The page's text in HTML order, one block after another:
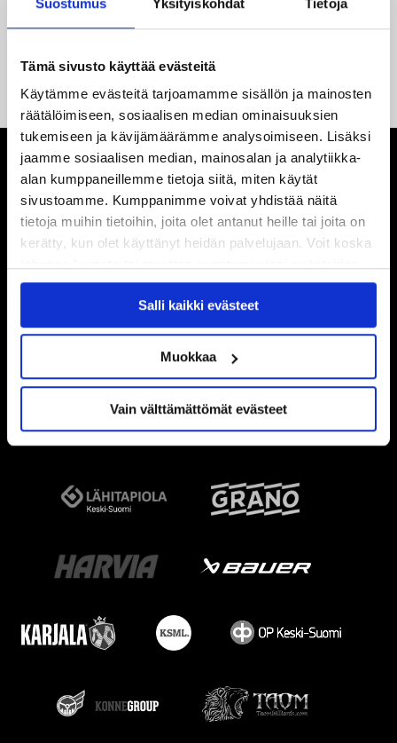
Tämä sivusto käyttää evästeitä
Käytämme evästeitä tarjoamamme sisällön ja mainosten
räätälöimiseen, sosiaalisen median ominaisuuksien
tukemiseen ja kävijämäärämme analysoimiseen. Lisäksi
jaamme sosiaalisen median, mainosalan ja analytiikka-
alan kumppaneillemme tietoja siitä, miten käytät
sivustoamme. Kumppanimme voivat yhdistää näitä
tietoja muihin tietoihin, joita olet antanut heille tai joita on
kerätty, kun olet käyttänyt heidän palvelujaan. Voit koska
käytöstäEvästeet-sivultamme.
Salli kaikki evästeet
Muokkaa
Vain välttämättömät evästeet
14.05.2026
kahden vuoden sopimuksella